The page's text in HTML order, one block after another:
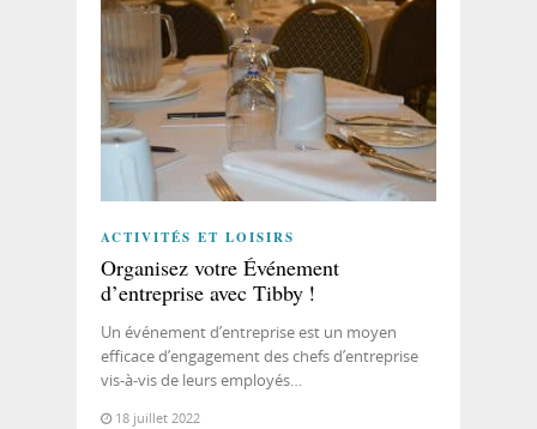
ACTIVITÉS ET LOISIRS
Organisez votre Événement
d’entreprise avec Tibby !
Un événement d’entreprise est un moyen
efficace d’engagement des chefs d’entreprise
vis-à-vis de leurs employés…
18 juillet 2022